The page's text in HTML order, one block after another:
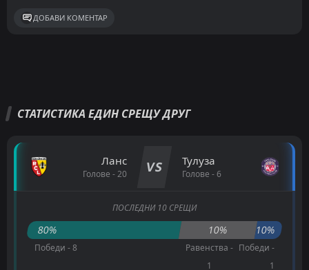
ДОБАВИ КОМЕНТАР
СТАТИСТИКА ЕДИН СРЕЩУ ДРУГ
Ланс
Голове - 20 VS Тулуза
Голове - 6
ПОСЛЕДНИ 10 СРЕЩИ
80% 10% 10%
Победи - 8
Равенства -
1
Победи -
1